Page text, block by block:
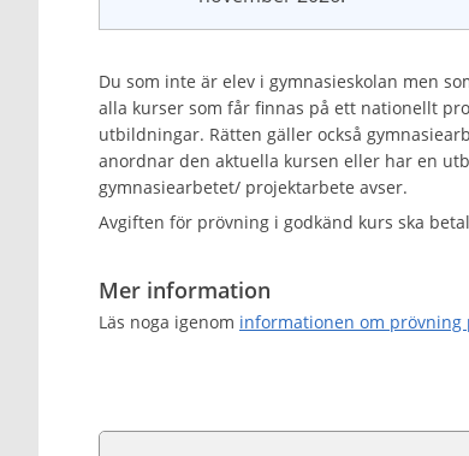
Du som inte är elev i gymnasieskolan men
alla kurser som får finnas på ett nationellt
utbildningar. Rätten gäller också
anordnar den aktuella kursen eller har en
gymnasiearbetet/ projektarbete avser.
Avgiften för prövning i godkänd kurs ska
Mer information
Läs noga igenom informationen om prövning